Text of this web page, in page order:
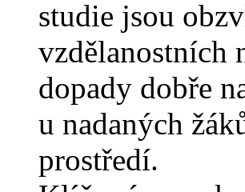
studie jsou
vzdělanostních
dopady dobře
u nadaných
prostředí.